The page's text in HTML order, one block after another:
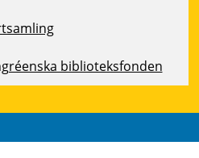
biblioteksfonden